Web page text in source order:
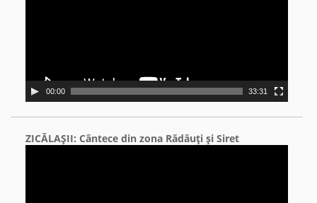
00:00 33:31
ZICĂLAŞII: Cântece din zona Rădăuţi şi Siret